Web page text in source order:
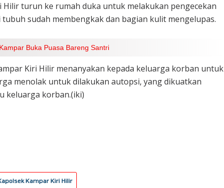
turun ke rumah duka untuk melakukan pengecekan
sudah membengkak dan bagian kulit mengelupas.
Buka Puasa Bareng Santri
Kiri Hilir menanyakan kepada keluarga korban untuk
menolak untuk dilakukan autopsi, yang dikuatkan
keluarga korban.(iki)
Kampar Kiri Hilir